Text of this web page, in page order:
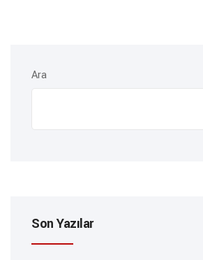
Ara
Son Yazılar